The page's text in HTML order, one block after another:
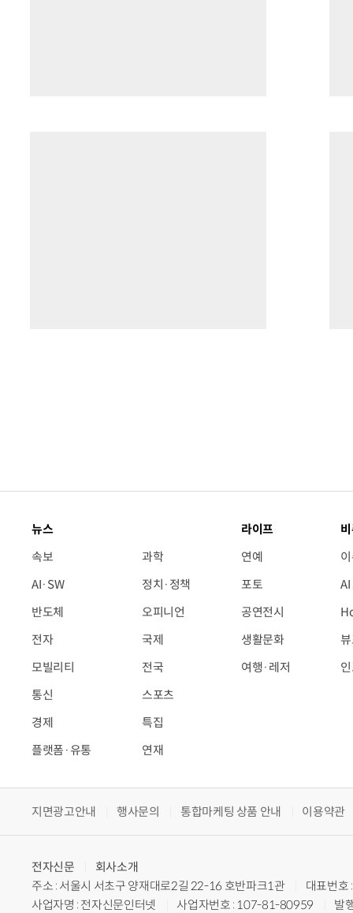
뉴스
속보
AI·SW
반도체
전자
모빌리티
통신
경제
플랫폼·유통
과학
정치·정책
오피니언
국제
전국
스포츠
특집
연재
라이프
연예
포토
공연전시
생활문화
여행·레저
지면광고안내 행사문의 통합마케팅 상품 안내 이용약관
전자신문
회사소개
주소 : 서울시 서초구 양재대로2길 22-16 호반파크1관
대표번
사업자명 : 전자신문인터넷
사업자번호 : 107-81-80959
발